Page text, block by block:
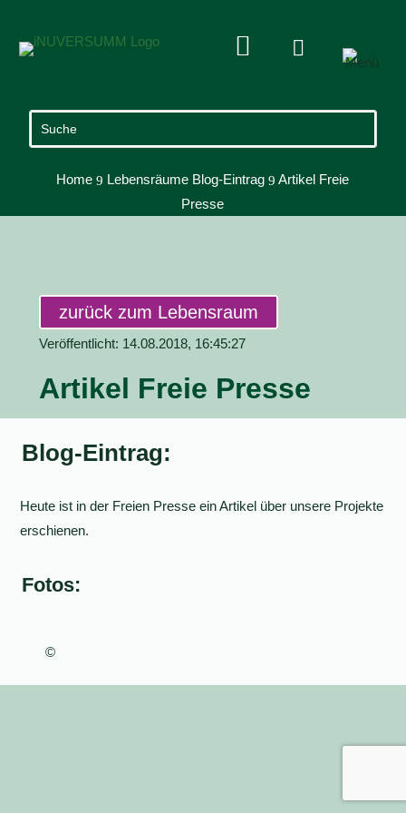
 
Home 9 Lebensräume Blog-Eintrag 9 Artikel Freie
Presse
zurück zum Lebensraum
Veröffentlicht: 14.08.2018, 16:45:27
Artikel Freie Presse
Blog-Eintrag:
Heute ist in der Freien Presse ein Artikel über unsere Projekte
erschienen.
Fotos:
©